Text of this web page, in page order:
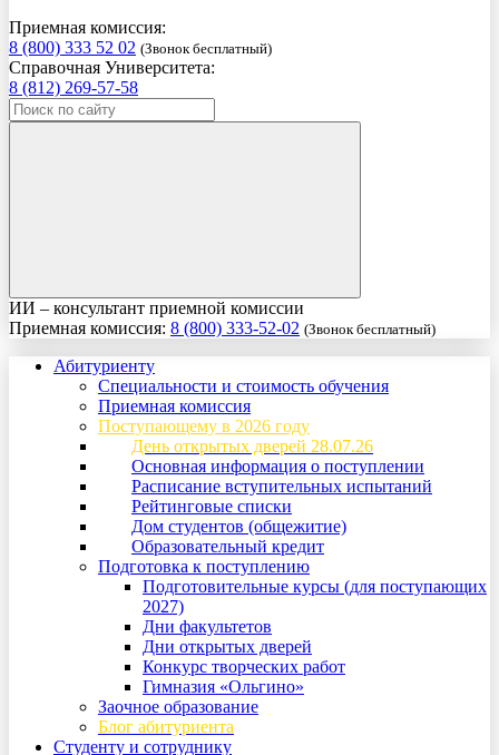
Приемная комиссия:
8 (800) 333 52 02 (Звонок бесплатный)
Справочная Университета:
8 (812) 269-57-58
ИИ – консультант приемной комиссии
Приемная комиссия: 8 (800) 333-52-02 (Звонок бесплатный)
Абитуриенту
Специальности и стоимость обучения
Приемная комиссия
Поступающему в 2026 году
День открытых дверей 28.07.26
Основная информация о поступлении
Расписание вступительных испытаний
Рейтинговые списки
Дом студентов (общежитие)
Образовательный кредит
Подготовка к поступлению
Подготовительные курсы (для поступающих
2027)
Дни факультетов
Дни открытых дверей
Конкурс творческих работ
Гимназия «Ольгино»
Заочное образование
Блог абитуриента
Студенту и сотруднику